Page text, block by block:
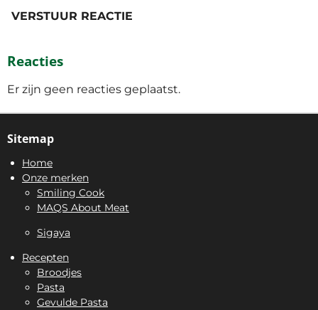
VERSTUUR REACTIE
Reacties
Er zijn geen reacties geplaatst.
Sitemap
Home
Onze merken
Smiling Cook
MAQS About Meat
Sigaya
Recepten
Broodjes
Pasta
Gevulde Pasta